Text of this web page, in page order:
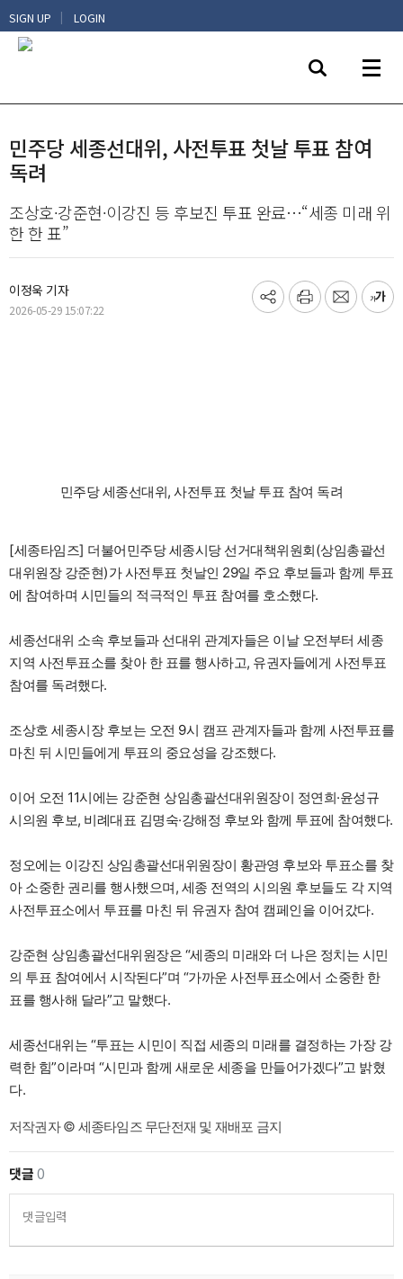
SIGN UP | LOGIN
민주당 세종선대위, 사전투표 첫날 투표 참여
독려
조상호·강준현·이강진 등 후보진 투표 완료…“세종 미래 위
한 한 표”
이정욱 기자
2026-05-29 15:07:22
기
프
메
글
민주당 세종선대위, 사전투표 첫날 투표 참여 독려
[세종타임즈] 더불어민주당 세종시당 선거대책위원회(상임총괄선
대위원장 강준현)가 사전투표 첫날인 29일 주요 후보들과 함께 투표
에 참여하며 시민들의 적극적인 투표 참여를 호소했다.
세종선대위 소속 후보들과 선대위 관계자들은 이날 오전부터 세종
지역 사전투표소를 찾아 한 표를 행사하고, 유권자들에게 사전투표
참여를 독려했다.
조상호 세종시장 후보는 오전 9시 캠프 관계자들과 함께 사전투표를
마친 뒤 시민들에게 투표의 중요성을 강조했다.
이어 오전 11시에는 강준현 상임총괄선대위원장이 정연희·윤성규
시의원 후보, 비례대표 김명숙·강해정 후보와 함께 투표에 참여했다.
정오에는 이강진 상임총괄선대위원장이 황관영 후보와 투표소를 찾
아 소중한 권리를 행사했으며, 세종 전역의 시의원 후보들도 각 지역
사전투표소에서 투표를 마친 뒤 유권자 참여 캠페인을 이어갔다.
강준현 상임총괄선대위원장은 “세종의 미래와 더 나은 정치는 시민
의 투표 참여에서 시작된다”며 “가까운 사전투표소에서 소중한 한
표를 행사해 달라”고 말했다.
세종선대위는 “투표는 시민이 직접 세종의 미래를 결정하는 가장 강
력한 힘”이라며 “시민과 함께 새로운 세종을 만들어가겠다”고 밝혔
다.
저작권자 © 세종타임즈 무단전재 및 재배포 금지
댓글0
댓글입력